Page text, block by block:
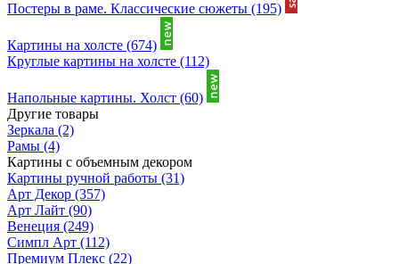
Постеры в раме. Классические сюжеты (195)
Картины на холсте (674)
Круглые картины на холсте (112)
Напольные картины. Холст (60)
Другие товары
Зеркала (2)
Рамы (4)
Картины с объемным декором
Картины ручной работы (31)
Арт Декор (357)
Арт Лайт (90)
Венеция (249)
Симпл Арт (112)
Премиум Плекс (22)